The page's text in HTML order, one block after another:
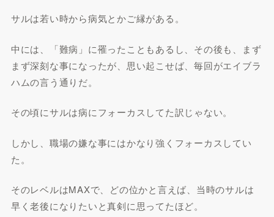
サルは若い時から病気とかご縁がある。
中には、「難病」に罹ったこともあるし、その後も、まず
まず深刻な事になったが、思い起こせば、毎回がエイブラ
ハムの言う通りだ。
その頃にサルは病にフォーカスしてた訳じゃない。
しかし、職場の嫌な事にはかなり強くフォーカスしてい
た。
そのレベルはMAXで、どの位かと言えば、当時のサルは
早く老後になりたいと真剣に思ってたほど。